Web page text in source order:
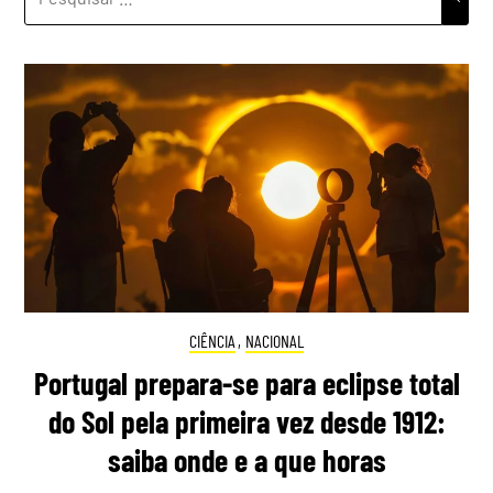
CIÊNCIA , NACIONAL
Portugal prepara-se para eclipse total
do Sol pela primeira vez desde 1912:
saiba onde e a que horas